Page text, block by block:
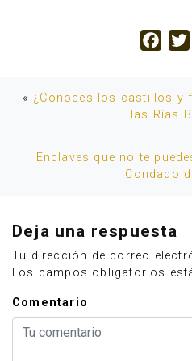
« ¿Conoces los castillos y
las Rías
Enclaves que no te
Condado
Deja una respuesta
Tu dirección de correo
Los campos obligatorios
Comentario